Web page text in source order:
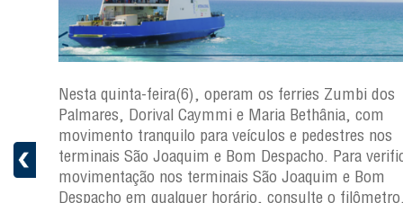
Nesta quinta-feira(6), operam os ferries Zumbi dos
Palmares, Dorival Caymmi e Maria Bethânia, com
movimento tranquilo para veículos e pedestres nos
terminais São Joaquim e Bom Despacho. Para
movimentação nos terminais São Joaquim e Bom
Despacho em qualquer horário, consulte o